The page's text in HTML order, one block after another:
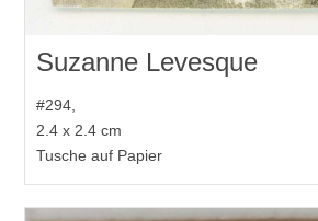
Suzanne Levesque
#294,
2.4 x 2.4 cm
Tusche auf Papier